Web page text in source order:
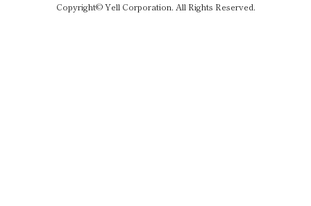
Copyright© Yell Corporation. All Rights Reserved.